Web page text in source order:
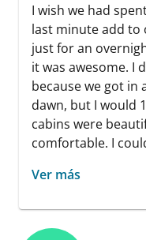
I wish we had
last minute add to
just for an
it was awesome. I
because we got in
dawn, but I would
cabins were
comfortable. I
Ver más